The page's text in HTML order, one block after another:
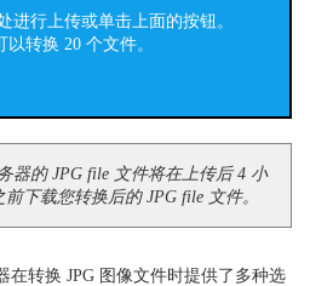
进行上传或单击上面的按钮。
以转换 20 个文件。
器的 JPG file 文件将在上传后 4 小
下载您转换后的 JPG file 文件。
在转换 JPG 图像文件时提供了多种选